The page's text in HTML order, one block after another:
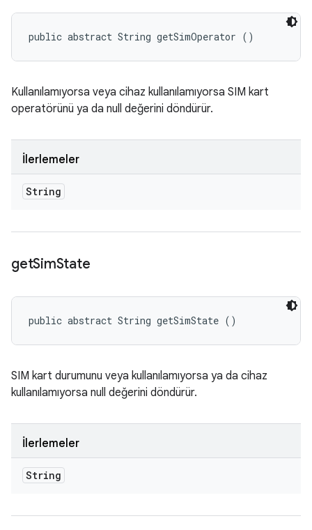
public abstract String getSimOperator ()
Kullanılamıyorsa veya cihaz kullanılamıyorsa SIM kart
operatörünü ya da null değerini döndürür.
İlerlemeler
String
getSimState
public abstract String getSimState ()
SIM kart durumunu veya kullanılamıyorsa ya da cihaz
kullanılamıyorsa null değerini döndürür.
İlerlemeler
String